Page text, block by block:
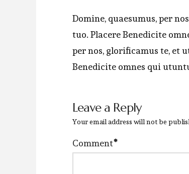
Domine, quaesumus, per
tuo. Placere Benedicite
per nos, glorificamus te, et
Benedicite omnes qui
Leave a Reply
Your email address will not be
Comment*